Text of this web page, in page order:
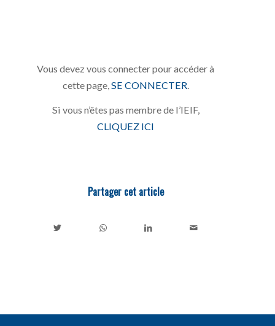
Vous devez vous connecter pour accéder à
cette page, SE CONNECTER
Si vous n’êtes pas membre de l’IEIF,
CLIQUEZ ICI
Partager cet article